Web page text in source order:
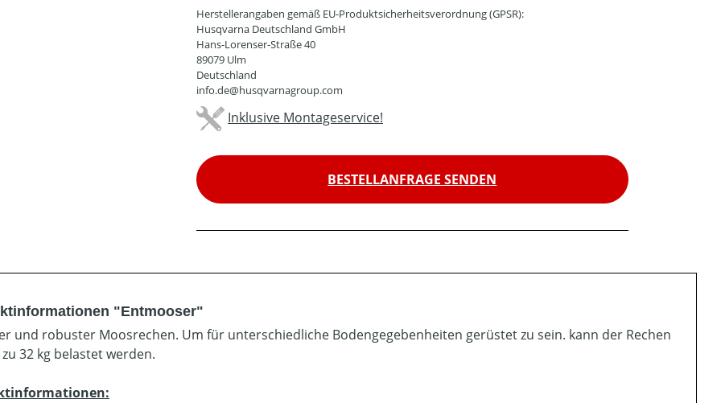
Herstellerangaben gemäß EU-Produktsicherheitsverordnung (GPSR):
Husqvarna Deutschland GmbH
Hans-Lorenser-Straße 40
89079 Ulm
Deutschland
info.de@husqvarnagroup.com
Inklusive Montageservice!
BESTELLANFRAGE SENDEN
"Entmooser"
und robuster Moosrechen. Um für unterschiedliche Bodengegebenheiten gerüstet zu sein. kann der Rechen
32 kg belastet werden.